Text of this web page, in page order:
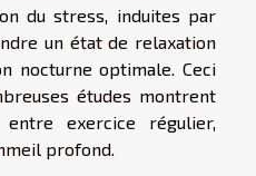
du stress, induites par
un état de relaxation
nocturne optimale. Ceci
études montrent
exercice régulier,
profond.